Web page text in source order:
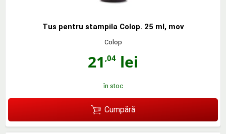
Tus pentru stampila Colop. 25 ml, mov
Colop
21 ,04 lei
în stoc
Cumpără